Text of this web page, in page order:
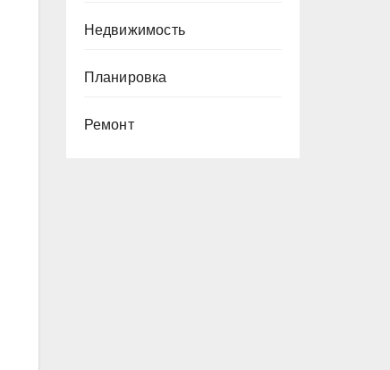
Недвижимость
Планировка
Ремонт